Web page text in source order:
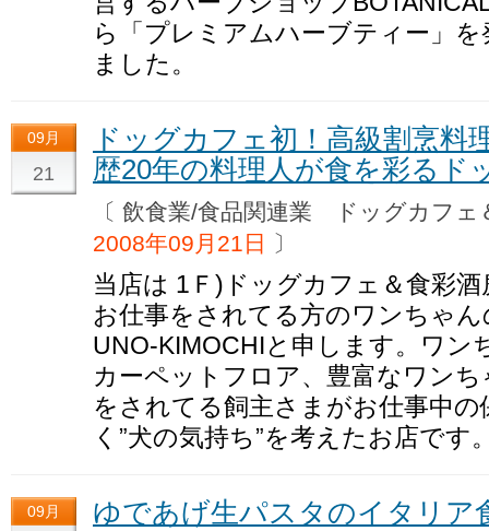
ら「プレミアムハーブティー」
ました。
09月
21
ドッグカフェ初！高級割烹料
歴20年の料理人が食を彩るド
〔 飲食業/食品関連業 ドッグカフ
2008年09月21日 〕
当店は 1Ｆ)ドッグカフェ＆食彩
お仕事をされてる方のワンちゃ
UNO-KIMOCHIと申します。ワン
カーペットフロア、豊富なワン
をされてる飼主さまがお仕事中
く”犬の気持ち”を考えたお店です
09月 ゆであげ生パスタのイタリ